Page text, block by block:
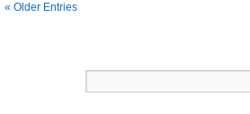
« Older Entries